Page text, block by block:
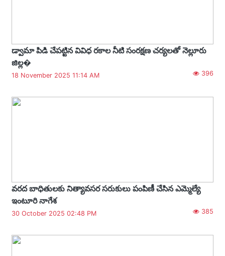
డ్వామా పిడి చేపట్టిన వివిధ రకాల నీటి సంరక్షణ చర్యలతో నెల్లూరు
జిల్ల�
18 November 2025 11:14 AM 396
వరద బాధితులకు నిత్యావసర సరుకులు పంపిణీ చేసిన ఎమ్మెల్యే
ఇంటూరి నాగేశ
30 October 2025 02:48 PM 385